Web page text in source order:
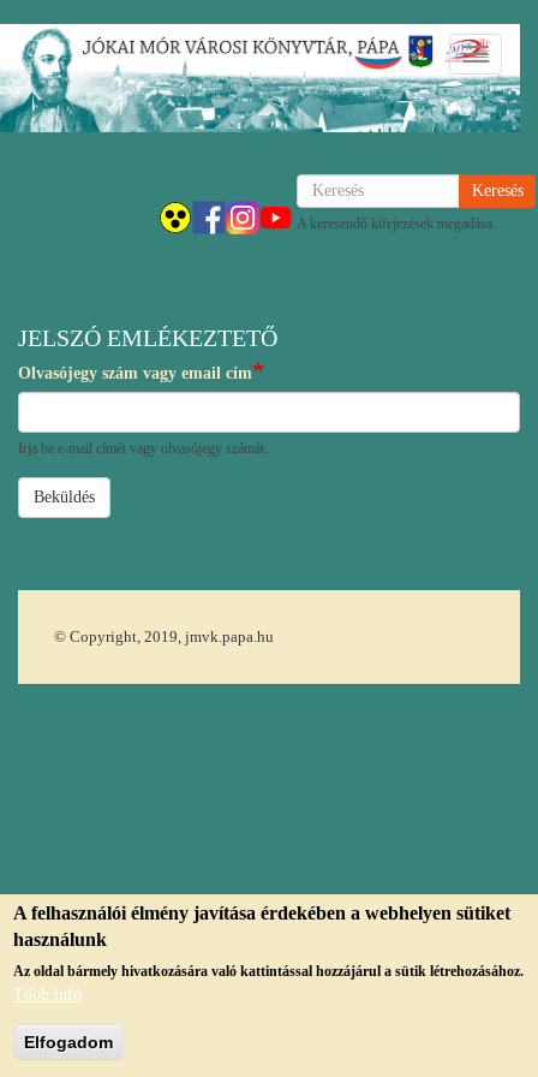
Ugrás
tartalomra
Keresés
A keresendő kifejezések megadása.
JELSZÓ EMLÉKEZTETŐ
Olvasójegy szám vagy email cím
Irja be e-mail címét vagy olvasójegy számát.
© Copyright, 2019, jmvk.papa.hu
A felhasználói élmény javítása érdekében a webhelyen sütiket
használunk
Az oldal bármely hivatkozására való kattintással hozzájárul a sütik létrehozásához.
Több infó
Elfogadom